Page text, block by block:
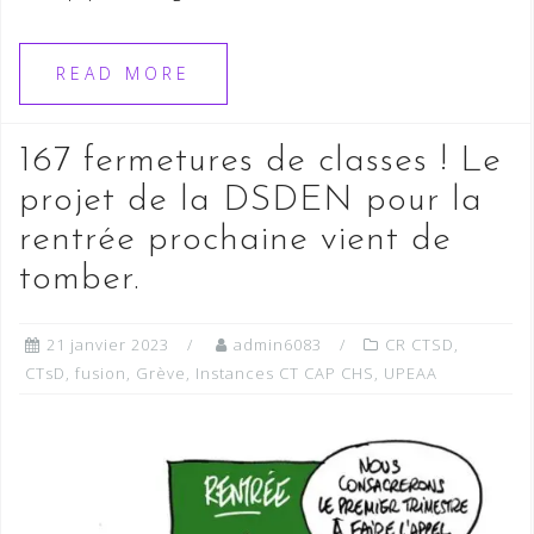
READ MORE
167 fermetures de classes ! Le
projet de la DSDEN pour la
rentrée prochaine vient de
tomber.
21 janvier 2023 admin6083 CR CTSD,
CTsD, fusion, Grève, Instances CT CAP CHS, UPEAA